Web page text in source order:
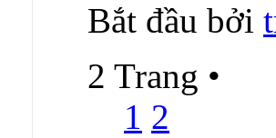
Bắt đầu bởi
2 Trang •
1 2